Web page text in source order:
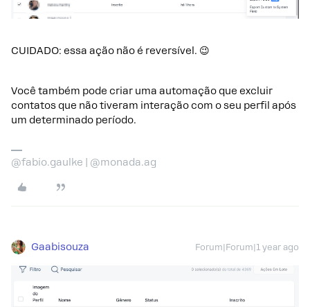
CUIDADO: essa ação não é reversível. 😉
Você também pode criar uma automação que excluir
contatos que não tiveram interação com o seu perfil após
um determinado período.
@fabio.gaulke | @monada.ag
Gaabisouza Forum|Forum|1 year ago